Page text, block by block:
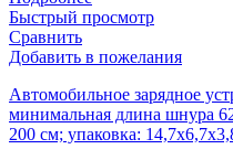
Быстрый просмотр
Сравнить
Добавить в пожелания
Автомобильное зарядное
минимальная длина шнура
200 см; упаковка: